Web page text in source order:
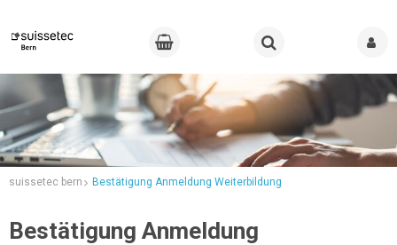
suissetec bern Bestätigung Anmeldung Weiterbildung
Bestätigung Anmeldung